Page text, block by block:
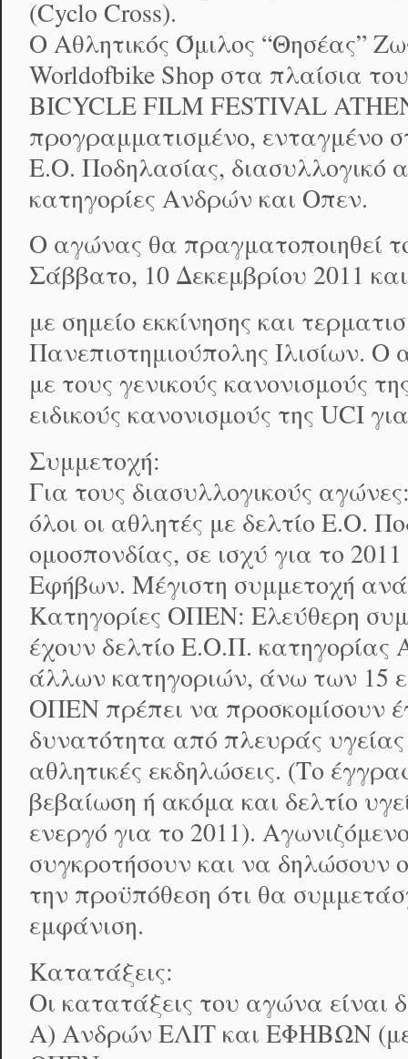
(Cyclo Cross).
Ο Αθλητικός Όμιλος “Θησέας”
Worldofbike Shop στα πλαίσια
BICYCLE FILM FESTIVAL
προγραμματισμένο, ενταγμένο
Ε.Ο. Ποδηλασίας, διασυλλογικό
κατηγορίες Ανδρών και Οπεν.
Ο αγώνας θα πραγματοποιηθεί
Σάββατο, 10 Δεκεμβρίου 2011
με σημείο εκκίνησης και
Πανεπιστημιούπολης Ιλισίων.
με τους γενικούς κανονισμούς
ειδικούς κανονισμούς της UCI
Συμμετοχή:
Για τους διασυλλογικούς
όλοι οι αθλητές με δελτίο Ε.Ο.
ομοσπονδίας, σε ισχύ για το
Εφήβων. Μέγιστη συμμετοχή
Κατηγορίες ΟΠΕΝ: Ελεύθερη
έχουν δελτίο Ε.Ο.Π.
άλλων κατηγοριών, άνω των 15
OΠΕΝ πρέπει να προσκομίσουν
δυνατότητα από πλευράς
αθλητικές εκδηλώσεις. (Το
βεβαίωση ή ακόμα και δελτίο
ενεργό για το 2011).
συγκροτήσουν και να δηλώσουν
την προϋπόθεση ότι θα
εμφάνιση.
Κατατάξεις:
Οι κατατάξεις του αγώνα είναι
Α) Ανδρών ΕΛΙΤ και ΕΦΗΒΩΝ (με